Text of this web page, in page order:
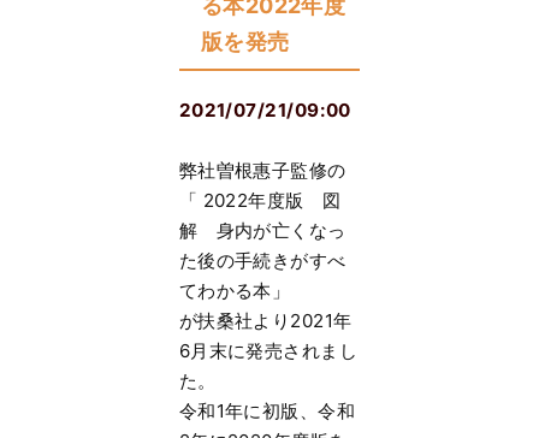
る本2022年度
版を発売
2021/07/21/09:00
弊社曽根惠子監修の
「 2022年度版 図
解 身内が亡くなっ
た後の手続きがすべ
てわかる本」
が扶桑社より2021年
6月末に発売されまし
た。
令和1年に初版、令和